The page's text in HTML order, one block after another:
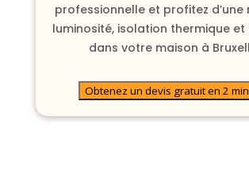
professionnelle et profitez d’une
luminosité, isolation thermique et
dans votre maison à
Obtenez un devis gratuit en 2